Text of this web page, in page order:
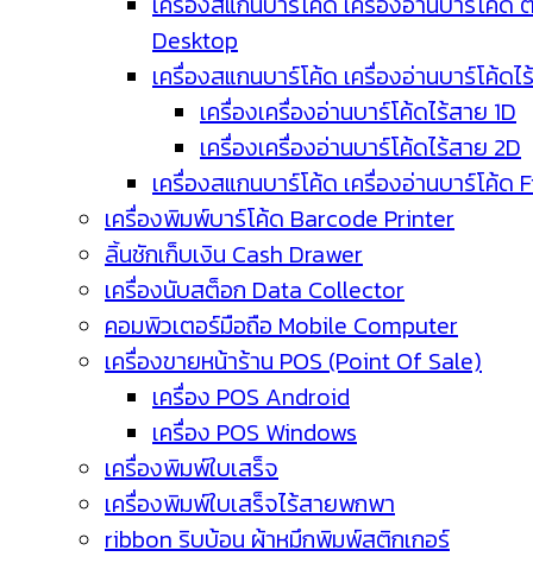
Desktop
เครื่องสแกนบาร์โค้ด เครื่องอ่านบาร์โค้ดไ
เครื่องเครื่องอ่านบาร์โค้ดไร้สาย 1D
เครื่องเครื่องอ่านบาร์โค้ดไร้สาย 2D
เครื่องสแกนบาร์โค้ด เครื่องอ่านบาร์โค้ด
เครื่องพิมพ์บาร์โค้ด Barcode Printer
ลิ้นชักเก็บเงิน Cash Drawer
เครื่องนับสต็อก Data Collector
คอมพิวเตอร์มือถือ Mobile Computer
เครื่องขายหน้าร้าน POS (Point Of Sale)
เครื่อง POS Android
เครื่อง POS Windows
เครื่องพิมพ์ใบเสร็จ
เครื่องพิมพ์ใบเสร็จไร้สายพกพา
ribbon ริบบ้อน ผ้าหมึกพิมพ์สติกเกอร์